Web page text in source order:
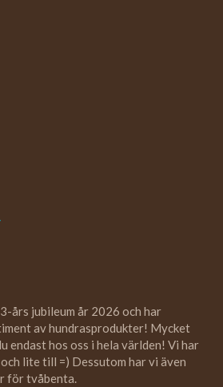
års jubileum år 2026 och har
av hundrasprodukter! Mycket
endast hos oss i hela världen! Vi har
lite till =) Dessutom har vi även
för tvåbenta.